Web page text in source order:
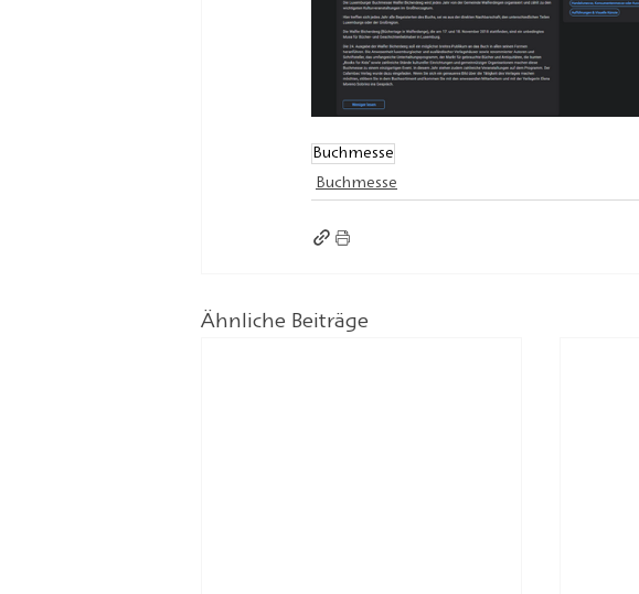
Buchmesse
Buchmesse
Ähnliche Beiträge